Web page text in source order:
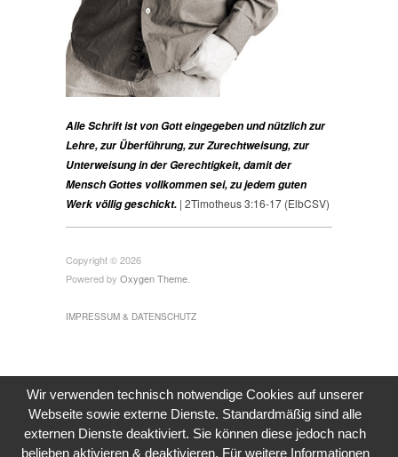
Alle Schrift ist von Gott eingegeben und nützlich zur
Lehre, zur Überführung, zur Zurechtweisung, zur
Unterweisung in der Gerechtigkeit, damit der
Mensch Gottes vollkommen sei, zu jedem guten
Werk völlig geschickt. | 2Timotheus 3:16-17 (ElbCSV)
Copyright © 2026
Powered by Oxygen Theme
IMPRESSUM & DATENSCHUTZ
Wir verwenden technisch notwendige Cookies auf unserer
Webseite sowie externe Dienste. Standardmäßig sind alle
externen Dienste deaktiviert. Sie können diese jedoch nach
belieben aktivieren & deaktivieren. Für weitere Informationen